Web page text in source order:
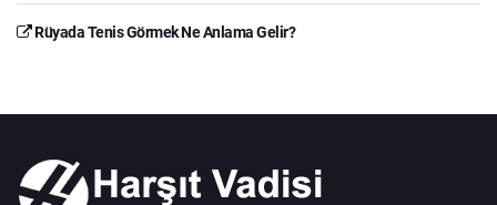
Rüyada Tenis Görmek Ne Anlama Gelir?